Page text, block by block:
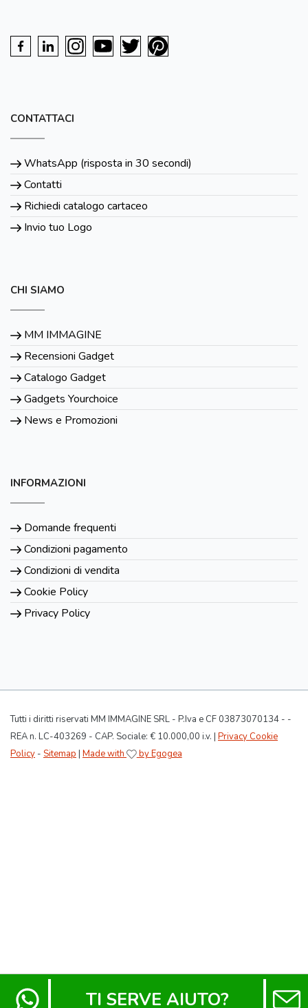
TI SERVE AIUTO?
CONTATTACI
WhatsApp (risposta in 30 secondi)
Contatti
Richiedi catalogo cartaceo
Invio tuo Logo
CHI SIAMO
MM IMMAGINE
Recensioni Gadget
Catalogo Gadget
Gadgets Yourchoice
News e Promozioni
INFORMAZIONI
Domande frequenti
Condizioni pagamento
Condizioni di vendita
Cookie Policy
Privacy Policy
Tutti i diritti riservati MM IMMAGINE SRL - P.Iva e CF 03873070134 - -
REA n. LC-403269 - CAP. Sociale: € 10.000,00 i.v. | Privacy Cookie
Policy - Sitemap | Made with by Egogea